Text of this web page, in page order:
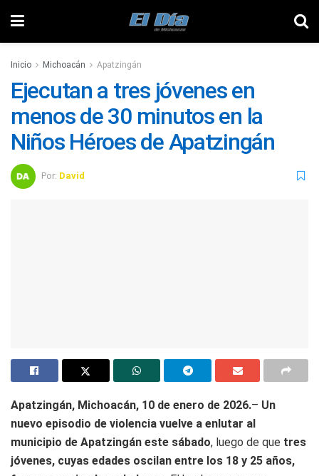
Inicio Michoacán Apatzingán
Ejecutan a tres jóvenes en
menos de 30 minutos en la
Niños Héroes de Apatzingán
Por: David
Apatzingán, Michoacán, 10 de enero de 2026.– Un
nuevo episodio de violencia vuelve a enlutar al
municipio de Apatzingán este sábado, luego de que tres
jóvenes, cuyas edades oscilan entre los 18 y 25 años,